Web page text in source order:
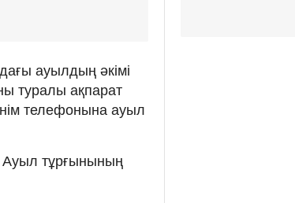
ауылдың әкімі
туралы ақпарат
телефонына ауыл
Ауыл тұрғынының